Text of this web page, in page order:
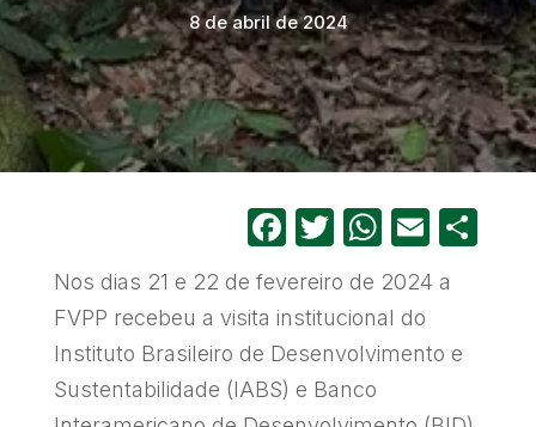
8 de abril de 2024
Facebook
TwitterEmail
Nos dias 21 e 22 de fevereiro de 2024 a
FVPP recebeu a visita institucional do
Instituto Brasileiro de Desenvolvimento e
Sustentabilidade (IABS) e Banco